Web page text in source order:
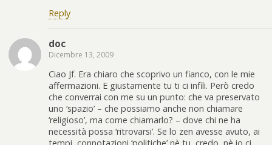
Reply
doc
Dicembre 13, 2009
Ciao Jf. Era chiaro che scoprivo un fianco, con le mie
affermazioni. E giustamente tu ti ci infili. Però credo
che converrai con me su un punto: che va preservato
uno ‘spazio’ – che possiamo anche non chiamare
‘religioso’, ma come chiamarlo? – dove chi ne ha
necessità possa ‘ritrovarsi’. Se lo zen avesse avuto, ai